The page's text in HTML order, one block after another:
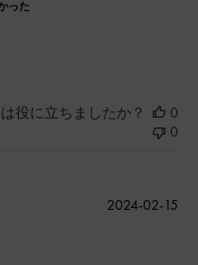
った
役に立ちましたか？
0
0
公
2024-02-15